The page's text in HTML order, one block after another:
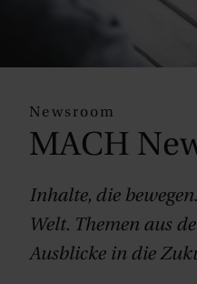
Newsroom
MACH
Inhalte, die
Welt. Themen aus
Ausblicke in die